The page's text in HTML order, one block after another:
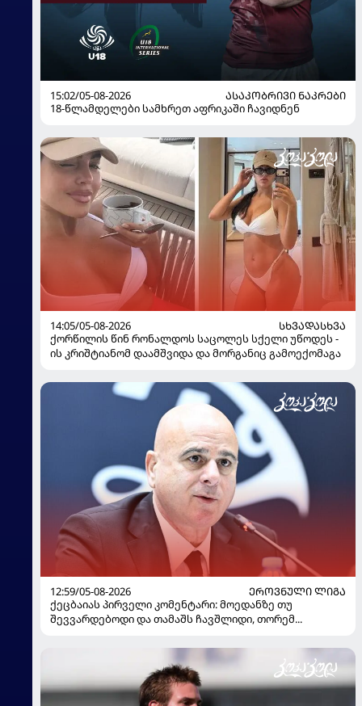
15:02/05-08-2026
ᲐᲡᲐᲙᲝᲑᲠᲘᲕᲘ ᲜᲐᲙᲠᲔᲑᲘ
18-წლამდელები სამხრეთ აფრიკაში ჩავიდნენ
14:05/05-08-2026
ᲡᲮᲕᲐᲓᲐᲡᲮᲕᲐ
ქორწილის წინ რონალდოს საცოლეს სქელი უწოდეს -
ის კრიშტიანომ დაამშვიდა და მორგანიც გამოექომაგა
12:59/05-08-2026
ᲔᲠᲝᲕᲜᲣᲚᲘ ᲚᲘᲒᲐ
ქეცბაიას პირველი კომენტარი: მოედანზე თუ
შევვარდებოდი და თამაშს ჩავშლიდი, თორემ...